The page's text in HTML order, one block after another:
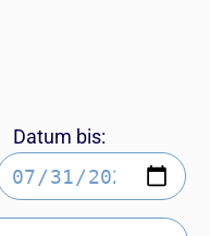
Datum bis: